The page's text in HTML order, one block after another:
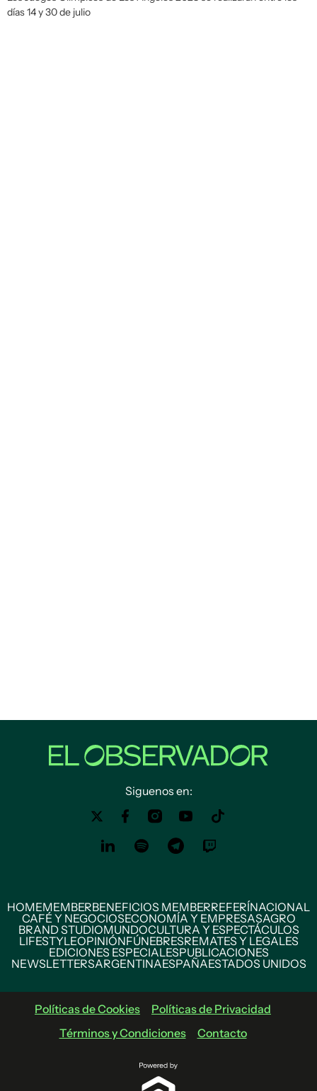
días 14 y 30 de julio
Siguenos en:
HOMEMEMBERBENEFICIOS MEMBERREFERÍNACIONAL
CAFÉ Y NEGOCIOSECONOMÍA Y EMPRESASAGRO
BRAND STUDIOMUNDOCULTURA Y ESPECTÁCULOS
LIFESTYLEOPINIÓNFÚNEBRESREMATES Y LEGALES
EDICIONES ESPECIALESPUBLICACIONES
NEWSLETTERSARGENTINAESPAÑAESTADOS UNIDOS
Políticas de Cookies
Políticas de Privacidad
Términos y Condiciones
Contacto